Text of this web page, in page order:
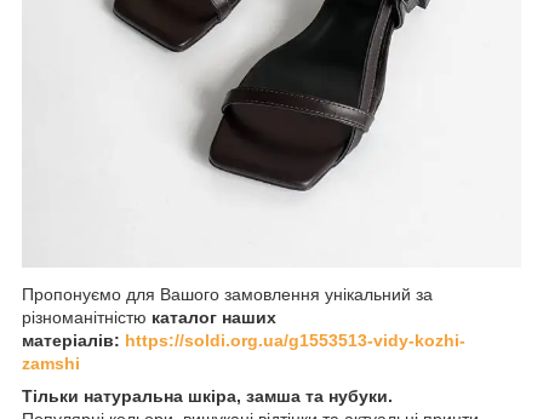
Пропонуємо для Вашого замовлення унікальний за
різноманітністю каталог наших
матеріалів: https://soldi.org.ua/g1553513-vidy-kozhi-
zamshi
Тільки натуральна шкіра, замша та нубуки.